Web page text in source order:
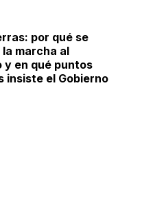
por qué se
marcha al
y en qué puntos
insiste el Gobierno